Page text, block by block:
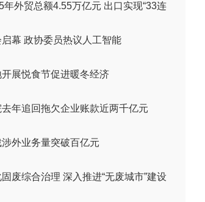
年外贸总额4.55万亿元 出口实现“33连
启幕 政协委员热议人工智能
开展悦食节促进暖冬经济
去年追回拖欠企业账款近两千亿元
涉外业务量突破百亿元
废综合治理 深入推进“无废城市”建设